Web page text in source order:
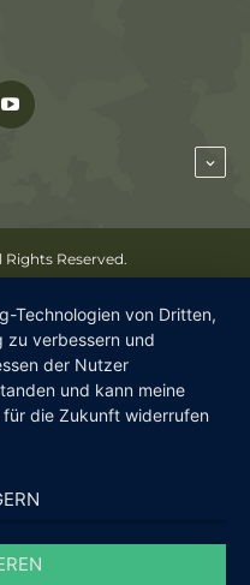
Rights Reserved.
Technologien von Dritten,
zu verbessern und
der Nutzer
und kann meine
die Zukunft widerrufen